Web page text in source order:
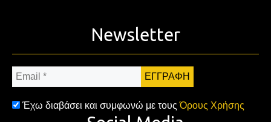
Newsletter
Email
*
Έχω διαβάσει και συμφωνώ με τουςΌρους Χρήσης